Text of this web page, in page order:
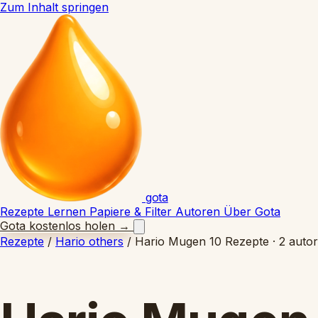
Zum Inhalt springen
gota
Rezepte Lernen Papiere & Filter Autoren Über Gota
Gota kostenlos holen →
Rezepte / Hario others / Hario Mugen 10 Rezepte · 2